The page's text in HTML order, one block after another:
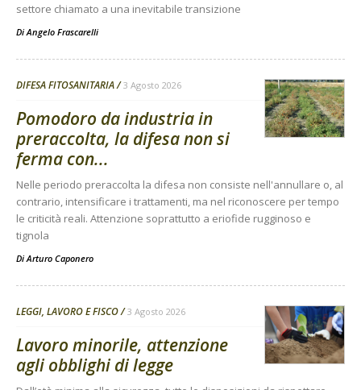
settore chiamato a una inevitabile transizione
Di Angelo Frascarelli
DIFESA FITOSANITARIA 3 Agosto 2026
Pomodoro da industria in
preraccolta, la difesa non si
ferma con...
Nelle periodo preraccolta la difesa non consiste nell'annullare o, al
contrario, intensificare i trattamenti, ma nel riconoscere per tempo
le criticità reali. Attenzione soprattutto a eriofide rugginoso e
tignola
Di Arturo Caponero
LEGGI, LAVORO E FISCO 3 Agosto 2026
Lavoro minorile, attenzione
agli obblighi di legge